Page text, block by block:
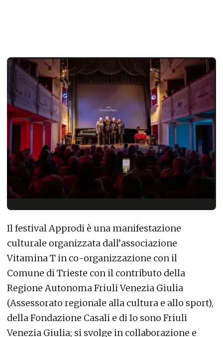
Il festival Approdi è una manifestazione
culturale organizzata dall’associazione
Vitamina T in co-organizzazione con il
Comune di Trieste con il contributo della
Regione Autonoma Friuli Venezia Giulia
(Assessorato regionale alla cultura e allo sport),
della Fondazione Casali e di Io sono Friuli
Venezia Giulia; si svolge in collaborazione e